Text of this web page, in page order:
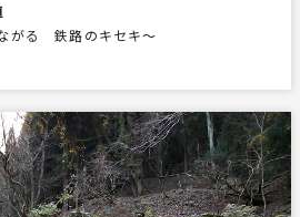
がる 鉄路のキセキ～